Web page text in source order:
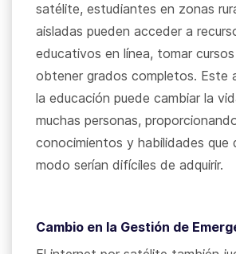
satélite, estudiantes en zonas
aisladas pueden acceder a
educativos en línea, tomar
obtener grados completos. Este
la educación puede cambiar la
muchas personas,
conocimientos y habilidades que
modo serían difíciles de adquirir.
Cambio en la Gestión de